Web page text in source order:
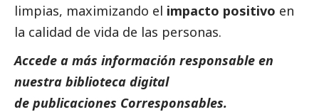
limpias, maximizando el impacto positivo en
la calidad de vida de las personas.
Accede a más información responsable en
nuestra biblioteca digital
de publicaciones Corresponsables.